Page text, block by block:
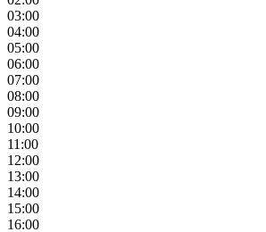
03:00
04:00
05:00
06:00
07:00
08:00
09:00
10:00
11:00
12:00
13:00
14:00
15:00
16:00